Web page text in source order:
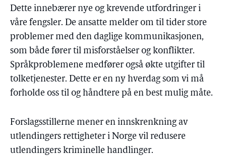
Dette innebærer nye og krevende utfordringer i
våre fengsler. De ansatte melder om til tider store
problemer med den daglige kommunikasjonen,
som både fører til misforståelser og konflikter.
Språkproblemene medfører også økte utgifter til
tolketjenester. Dette er en ny hverdag som vi må
forholde oss til og håndtere på en best mulig måte.
Forslagsstillerne mener en innskrenkning av
utlendingers rettigheter i Norge vil redusere
utlendingers kriminelle handlinger.